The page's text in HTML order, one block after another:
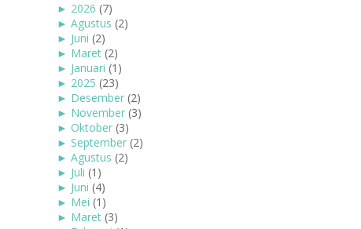
► 2026 (7)
► Agustus (2)
► Juni (2)
► Maret (2)
► Januari (1)
► 2025 (23)
► Desember (2)
► November (3)
► Oktober (3)
► September (2)
► Agustus (2)
► Juli (1)
► Juni (4)
► Mei (1)
► Maret (3)